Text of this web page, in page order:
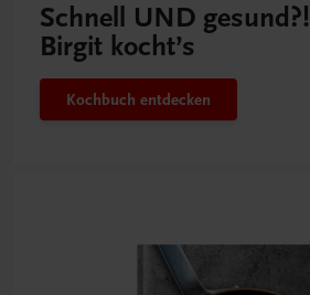
Schnell UND gesund?!
Birgit kocht’s
Kochbuch entdecken